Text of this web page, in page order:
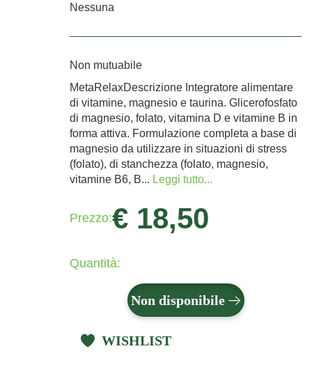
Nessuna
Non mutuabile
MetaRelaxDescrizione Integratore alimentare
di vitamine, magnesio e taurina. Glicerofosfato
di magnesio, folato, vitamina D e vitamine B in
forma attiva. Formulazione completa a base di
magnesio da utilizzare in situazioni di stress
(folato), di stanchezza (folato, magnesio,
vitamine B6, B... Leggi tutto...
Prezzo:€ 18,50
Quantità:
Non disponibile
WISHLIST